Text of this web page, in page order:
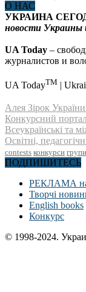
О НАС
УКРАИНА
новости Украины
UA Today –
журналистов и
UA TodayTM |
Алея Зірок
Конкурсний
Всеукраїнські та
Освітні,
contests конкурси групи
ПОДПИШИТЕСЬ
РЕКЛАМА на
Творчі
English books
Конкурс
© 1998-2024.